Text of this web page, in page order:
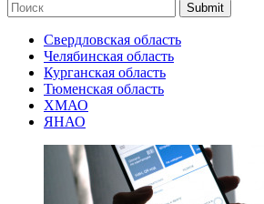
Submit
Свердловская область
Челябинская область
Курганская область
Тюменская область
ХМАО
ЯНАО